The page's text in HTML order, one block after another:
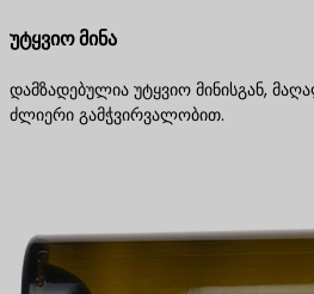
უტყვიო მინა
დამზადებულია უტყვიო მინისგან,
ძლიერი გამჭვირვალობით.